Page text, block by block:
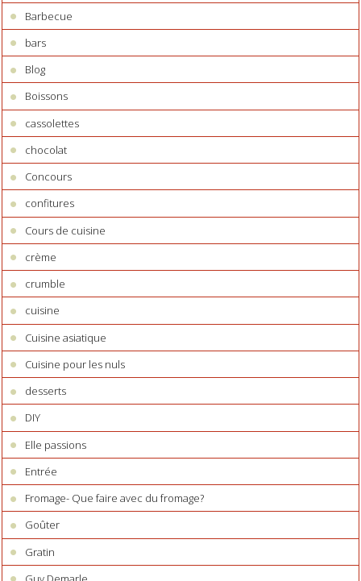
Barbecue
bars
Blog
Boissons
cassolettes
chocolat
Concours
confitures
Cours de cuisine
crème
crumble
cuisine
Cuisine asiatique
Cuisine pour les nuls
desserts
DIY
Elle passions
Entrée
Fromage- Que faire avec du fromage?
Goûter
Gratin